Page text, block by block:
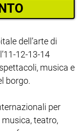
dell’arte di
12-13-14
musica e
borgo.
per
teatro,